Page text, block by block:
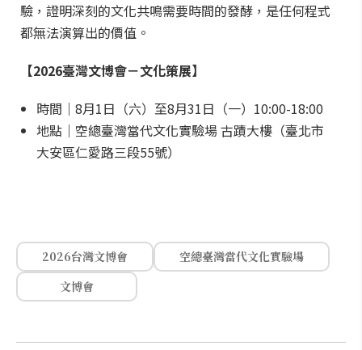
驗，證明深刻的文化共鳴需要時間的發酵，是任何程式
都無法演算出的價值。
【2026臺灣文博會－文化策展】
時間｜8月1日（六）至8月31日（一）10:00-18:00
地點｜空總臺灣當代文化實驗場 古蹟大樓（臺北市
大安區仁愛路三段55號）
2026台灣文博會
空總臺灣當代文化實驗場
文博會